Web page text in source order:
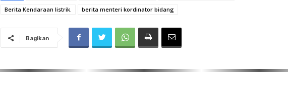
Berita Kendaraan listrik.
berita menteri kordinator bidang
Bagikan